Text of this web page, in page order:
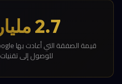
2.7 مليار دولار
للوصول إلى تقنيات Character AI